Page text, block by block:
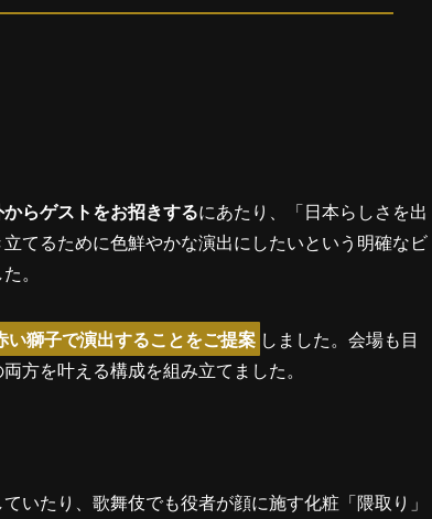
らゲストをお招きするにあたり、「日本らしさを出
てるために色鮮やかな演出にしたいという明確なビ
。
獅子で演出することをご提案 しました。会場も目
方を叶える構成を組み立てました。
いたり、歌舞伎でも役者が顔に施す化粧「隈取り」